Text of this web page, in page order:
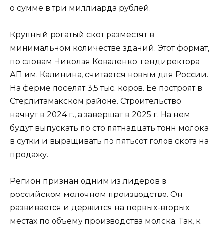
о сумме в три миллиарда рублей.
Крупный рогатый скот разместят в
минимальном количестве зданий. Этот формат,
по словам Николая Коваленко, гендиректора
АП им. Калинина, считается новым для России.
На ферме поселят 3,5 тыс. коров. Ее построят в
Стерлитамакском районе. Строительство
начнут в 2024 г., а завершат в 2025 г. На нем
будут выпускать по сто пятнадцать тонн молока
в сутки и выращивать по пятьсот голов скота на
продажу.
Регион признан одним из лидеров в
российском молочном производстве. Он
развивается и держится на первых-вторых
местах по объему производства молока. Так, к